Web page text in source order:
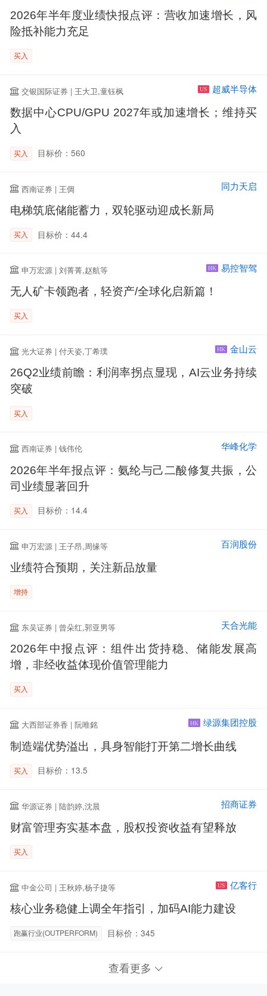
2026年半年度业绩快报点评：营收加速增长，风
险抵补能力充足
买入
交银国际证券 | 王大卫,童钰枫 US 超威半导体
数据中心CPU/GPU 2027年或加速增长；维持买
入
买入 目标价：560
西南证券 | 王倜 同力天启
电梯筑底储能蓄力，双轮驱动迎成长新局
买入 目标价：44.4
申万宏源 | 刘菁菁,赵航等 HK 易控智驾
无人矿卡领跑者，轻资产/全球化启新篇！
买入
光大证券 | 付天姿,丁希璞 HK 金山云
26Q2业绩前瞻：利润率拐点显现，AI云业务持续
突破
买入
西南证券 | 钱伟伦 华峰化学
2026年半年报点评：氨纶与己二酸修复共振，公
司业绩显著回升
买入 目标价：14.4
申万宏源 | 王子昂,周缘等 百润股份
业绩符合预期，关注新品放量
增持
东吴证券 | 曾朵红,郭亚男等 天合光能
2026年中报点评：组件出货持稳、储能发展高
增，非经收益体现价值管理能力
买入
大西部证券香 | 阮唯銘 HK 绿源集团控股
制造端优势溢出，具身智能打开第二增长曲线
买入 目标价：13.5
华源证券 | 陆韵婷,沈晨 招商证券
财富管理夯实基本盘，股权投资收益有望释放
买入
中金公司 | 王秋婷,杨子捷等 US 亿客行
核心业务稳健上调全年指引，加码AI能力建设
跑赢行业(OUTPERFORM) 目标价：345
查看更多